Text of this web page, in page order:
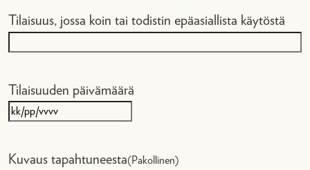
Tilaisuus, jossa koin tai todistin epäasiallista käytöstä
Tilaisuuden päivämäärä
K
sKuvaus tapahtuneesta(Pakollinen)